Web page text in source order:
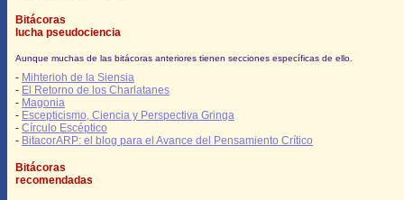
Bitácoras
lucha pseudociencia
Aunque muchas de las bitácoras anteriores tienen secciones específicas de ello.
- Mihterioh de la Siensia
- El Retorno de los Charlatanes
- Magonia
- Escepticismo, Ciencia y Perspectiva Gringa
- Círculo Escéptico
- BitacorARP: el blog para el Avance del Pensamiento Crítico
Bitácoras
recomendadas